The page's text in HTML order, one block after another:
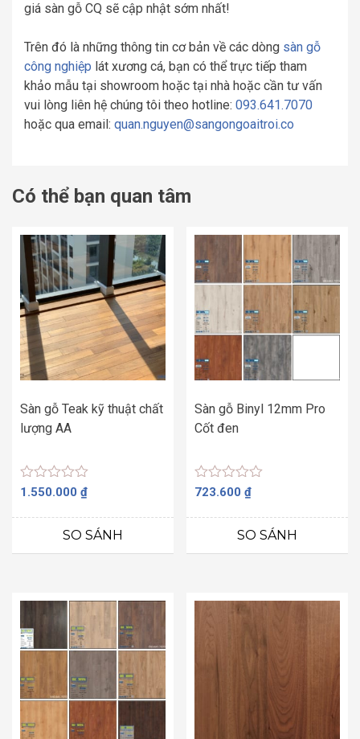
giá sàn gỗ CQ sẽ cập nhật sớm nhất!
Trên đó là những thông tin cơ bản về các dòng sàn gỗ
công nghiệp lát xương cá, bạn có thể trực tiếp tham
khảo mẫu tại showroom hoặc tại nhà hoặc cần tư vấn
vui lòng liên hệ chúng tôi theo hotline: 093.641.7070
hoặc qua email: quan.nguyen@sangongoaitroi.co
Có thể bạn quan tâm
Sàn gỗ Teak kỹ thuật chất
lượng AA
Được
hạng
sao
1.550.000 ₫
SO SÁNH
Sàn gỗ Binyl 12mm Pro
Cốt đen
Được
hạng
sao
723.600₫
SO SÁNH